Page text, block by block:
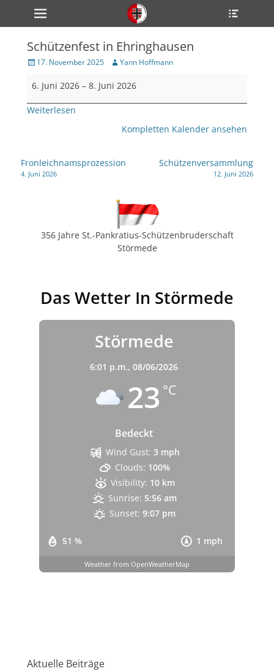
zum
Inhalt
Primärmenü
Schützenfest in Ehringhausen
Veröffentlicht
17. November 2025 Author
Yann Hoffmann
Schützenfest
in
Ehringhausen
6. Juni 2026 – 8. Juni 2026
Weiterlesen
Kompletten Kalender ansehen
Beitragsnavigation
Fronleichnamsprozession
4. Juni 2026
Schützenversammlung
12. Juni 2026
356 Jahre St.-Pankratius-Schützenbruderschaft
Störmede
Das Wetter In Störmede
Störmede
6:01 p.m., 08/06/2026
23 °C
Bedeckt
51 % 1 mph
Wind Gust: 3 mph
Clouds: 100%
Visibility: 10 km
Sunrise: 5:56 am
Sunset: 9:07 pm
Weather from OpenWeatherMap
Aktuelle Beiträge